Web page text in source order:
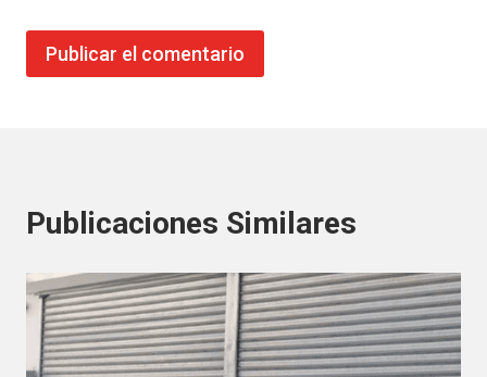
Publicaciones Similares